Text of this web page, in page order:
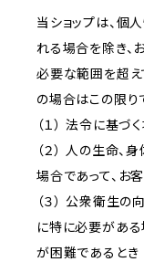
当ショップは、個
れる場合を除き、
必要な範囲を超え
の場合はこの限り
（１） 法令に基づ
（２） 人の生命
場合であって、お
（３） 公衆衛生
に特に必要がある
が困難であるとき